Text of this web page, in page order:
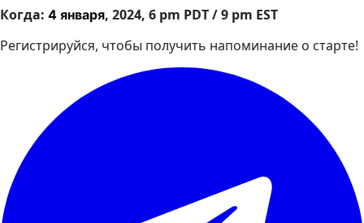
Когда: 4 января, 2024, 6 pm PDT / 9 pm EST
Регистрируйся, чтобы получить напоминание о старте!